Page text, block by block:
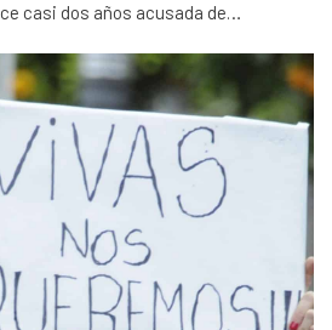
casi dos años acusada de…